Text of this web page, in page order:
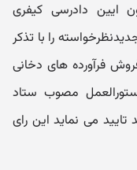
بندالف ماده455 قانون ایین دادرسی کیفری
را با تذکر
فرآورده های دخانی
مصوب ستاد
تایید می نماید این رای